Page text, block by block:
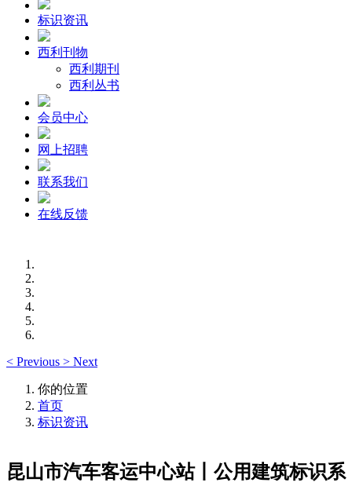
标识资讯
西利刊物
西利期刊
西利丛书
会员中心
网上招聘
联系我们
在线反馈
< Previous > Next
你的位置
首页
标识资讯
昆山市汽车客运中心站丨公用建筑标识系